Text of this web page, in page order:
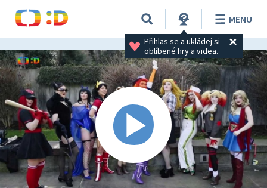
Přihlas se a ukládej si
oblíbené hry a videa.
MENU